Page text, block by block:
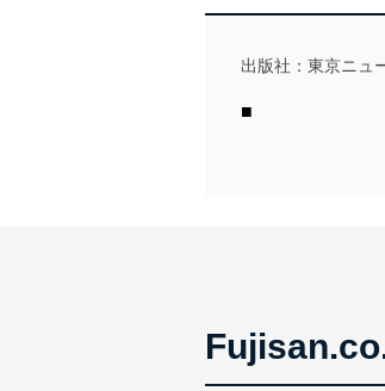
令及び
機
シ
出版社： 東京ニュ
■